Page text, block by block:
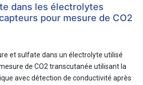
dans les électrolytes
pour mesure de CO2
et sulfate dans un électrolyte utilisé
de CO2 transcutanée utilisant la
avec détection de conductivité après